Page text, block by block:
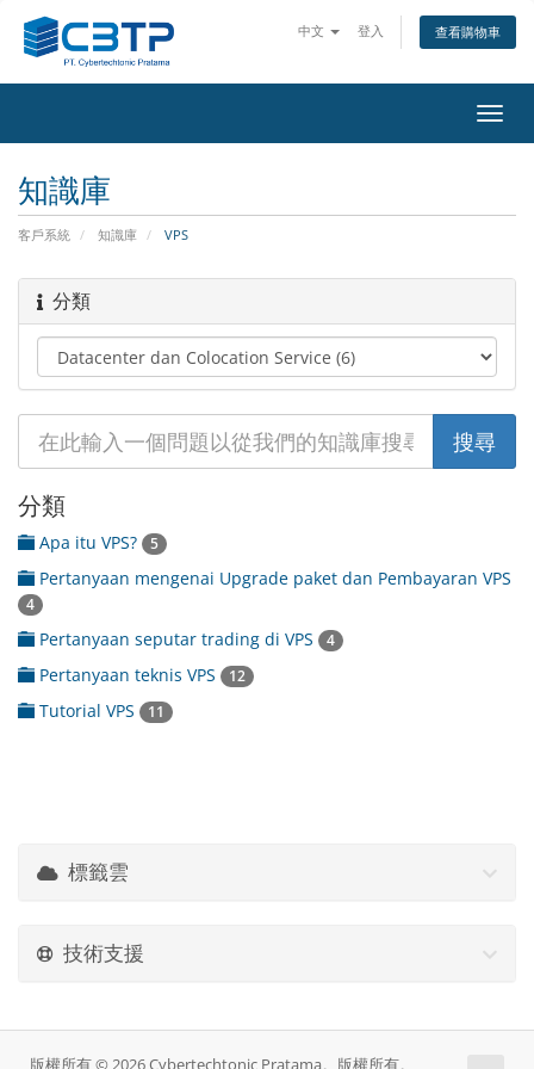
中文 登入 查看購物車
切
換
知識庫
客戶系統 知識庫 VPS
分類
分類
Apa itu VPS? 5
Pertanyaan mengenai Upgrade paket dan Pembayaran VPS
4
Pertanyaan seputar trading di VPS 4
Pertanyaan teknis VPS 12
Tutorial VPS 11
標籤雲
技術支援
版權所有 © 2026 Cybertechtonic Pratama。版權所有。